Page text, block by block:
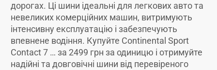
дорогах. Ці шини ідеальні для легкових авто та
невеликих комерційних машин, витримують
інтенсивну експлуатацію і забезпечують
впевнене водіння. Купуйте Continental Sport
Contact 7 … за 2499 грн за одиницю і отримуйте
надійні та довговічні шини від перевіреного